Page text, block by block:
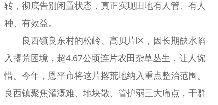
转，彻底告别闲置状态，真正实现田地有人管、有人
种、有效益。
良西镇良东村的松岭、高贝片区，因长期缺水陷
入撂荒困境，超4.67公顷连片农田杂草丛生，让人惋
惜。今年，恩平市将这片撂荒地纳入重点整治范围。
良西镇聚焦灌溉难、地块散、管护弱三大痛点，干群